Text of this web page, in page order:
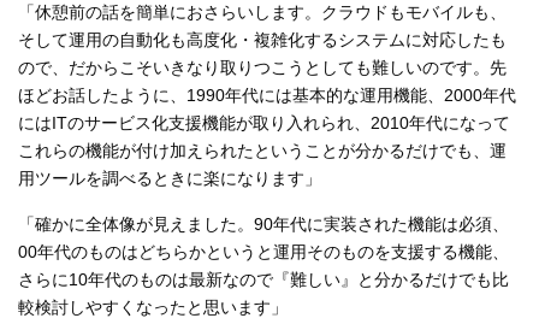
「休憩前の話を簡単におさらいします。クラウドもモバイルも、
そして運用の自動化も高度化・複雑化するシステムに対応したも
ので、だからこそいきなり取りつこうとしても難しいのです。先
ほどお話したように、1990年代には基本的な運用機能、2000年代
にはITのサービス化支援機能が取り入れられ、2010年代になって
これらの機能が付け加えられたということが分かるだけでも、運
用ツールを調べるときに楽になります」
「確かに全体像が見えました。90年代に実装された機能は必須、
00年代のものはどちらかというと運用そのものを支援する機能、
さらに10年代のものは最新なので『難しい』と分かるだけでも比
較検討しやすくなったと思います」